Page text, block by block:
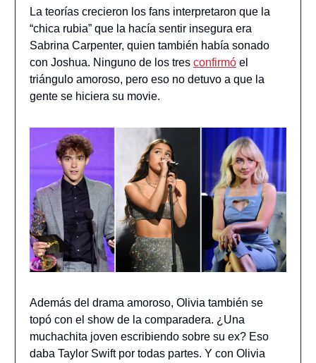
La teorías crecieron los fans interpretaron que la
“chica rubia” que la hacía sentir insegura era
Sabrina Carpenter, quien también había sonado
con Joshua. Ninguno de los tres confirmó el
triángulo amoroso, pero eso no detuvo a que la
gente se hiciera su movie.
Además del drama amoroso, Olivia también se
topó con el show de la comparadera. ¿Una
muchachita joven escribiendo sobre su ex? Eso
daba Taylor Swift por todas partes. Y con Olivia